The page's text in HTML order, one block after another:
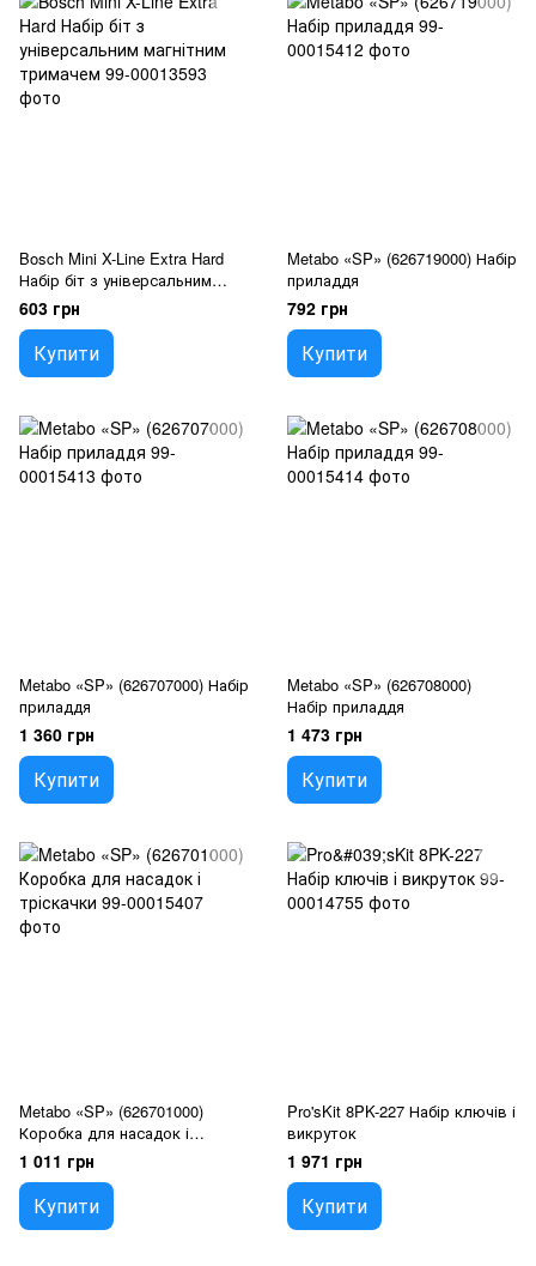
Bosch Mini X-Line Extra Hard
Набір біт з універсальним
магнітним тримачем
603 грн
Купити
Metabo «SP» (626719000) Набір
приладдя
792 грн
Купити
Metabo «SP» (626707000) Набір
приладдя
1 360 грн
Купити
Metabo «SP» (626708000)
Набiр приладдя
1 473 грн
Купити
Metabo «SP» (626701000)
Коробка для насадок і
тріскачки
1 011 грн
Купити
Pro'sKit 8PK-227 Набір ключів і
викруток
1 971 грн
Купити